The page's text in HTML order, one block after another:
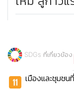
SDGs ที่เกี่ยวข้อง
เมืองและชุมชน